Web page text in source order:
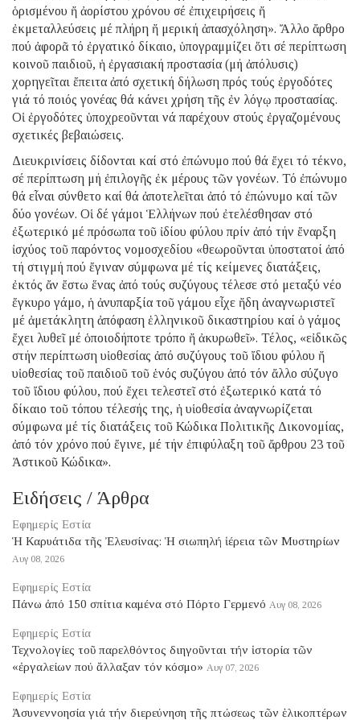
ὁρισμένου ἤ ἀορίστου χρόνου σέ ἐπιχειρήσεις ἤ
ἐκμεταλλεύσεις μέ πλήρη ἤ μερική ἀπασχόληση». Ἄλλο ἄρθρο
πού ἀφορᾶ τό ἐργατικό δίκαιο, ὑπογραμμίζει ὅτι σέ περίπτωση
κοινοῦ παιδιοῦ, ἡ ἐργασιακή προστασία (μή ἀπόλυσις)
χορηγεῖται ἔπειτα ἀπό σχετική δήλωση πρός τούς ἐργοδότες
γιά τό ποιός γονέας θά κάνει χρήση τῆς ἐν λόγῳ προστασίας.
Οἱ ἐργοδότες ὑποχρεοῦνται νά παρέχουν στούς ἐργαζομένους
σχετικές βεβαιώσεις.
Διευκρινίσεις δίδονται καί στό ἐπώνυμο πού θά ἔχει τό τέκνο,
σέ περίπτωση μή ἐπιλογῆς ἐκ μέρους τῶν γονέων. Τό ἐπώνυμο
θά εἶναι σύνθετο καί θά ἀποτελεῖται ἀπό τό ἐπώνυμο καί τῶν
δύο γονέων. Οἱ δέ γάμοι Ἑλλήνων πού ἐτελέσθησαν στό
ἐξωτερικό μέ πρόσωπα τοῦ ἰδίου φύλου πρίν ἀπό τήν ἔναρξη
ἰσχύος τοῦ παρόντος νομοσχεδίου «θεωροῦνται ὑποστατοί ἀπό
τή στιγμή πού ἔγιναν σύμφωνα μέ τίς κείμενες διατάξεις,
ἐκτός ἄν ἔστω ἕνας ἀπό τούς συζύγους τέλεσε στό μεταξύ νέο
ἔγκυρο γάμο, ἡ ἀνυπαρξία τοῦ γάμου εἶχε ἤδη ἀναγνωριστεῖ
μέ ἀμετάκλητη ἀπόφαση ἑλληνικοῦ δικαστηρίου καί ὁ γάμος
ἔχει λυθεῖ μέ ὁποιοδήποτε τρόπο ἤ ἀκυρωθεῖ». Τέλος, «εἰδικῶς
στήν περίπτωση υἱοθεσίας ἀπό συζύγους τοῦ ἴδιου φύλου ἤ
υἱοθεσίας τοῦ παιδιοῦ τοῦ ἑνός συζύγου ἀπό τόν ἄλλο σύζυγο
τοῦ ἴδιου φύλου, πού ἔχει τελεστεῖ στό ἐξωτερικό κατά τό
δίκαιο τοῦ τόπου τέλεσής της, ἡ υἱοθεσία ἀναγνωρίζεται
σύμφωνα μέ τίς διατάξεις τοῦ Κώδικα Πολιτικῆς Δικονομίας,
ἀπό τόν χρόνο πού ἔγινε, μέ τήν ἐπιφύλαξη τοῦ ἄρθρου 23 τοῦ
Ἀστικοῦ Κώδικα».
Ειδήσεις / Άρθρα
Εφημερίς Εστία
Ἡ Καρυάτιδα τῆς Ἐλευσίνας: Ἡ σιωπηλή ἱέρεια τῶν Μυστηρίων
Αυγ 08, 2026
Εφημερίς Εστία
Πάνω ἀπό 150 σπίτια καμένα στό Πόρτο Γερμενό Αυγ 08, 2026
Εφημερίς Εστία
Τεχνολογίες τοῦ παρελθόντος διηγοῦνται τήν ἱστορία τῶν
«ἐργαλείων πού ἄλλαξαν τόν κόσμο» Αυγ 07, 2026
Εφημερίς Εστία
Ἀσυνεννοησία γιά τήν διερεύνηση τῆς πτώσεως τῶν ἑλικοπτέρων